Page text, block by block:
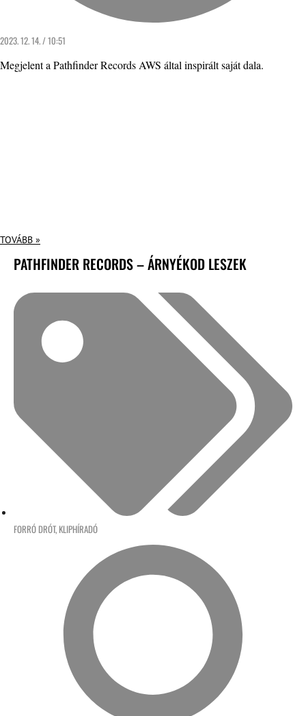
2023. 12. 14. / 10:51
Megjelent a Pathfinder Records AWS által inspirált saját dala.
TOVÁBB »
PATHFINDER RECORDS – ÁRNYÉKOD LESZEK
FORRÓ DRÓT, KLIPHÍRADÓ